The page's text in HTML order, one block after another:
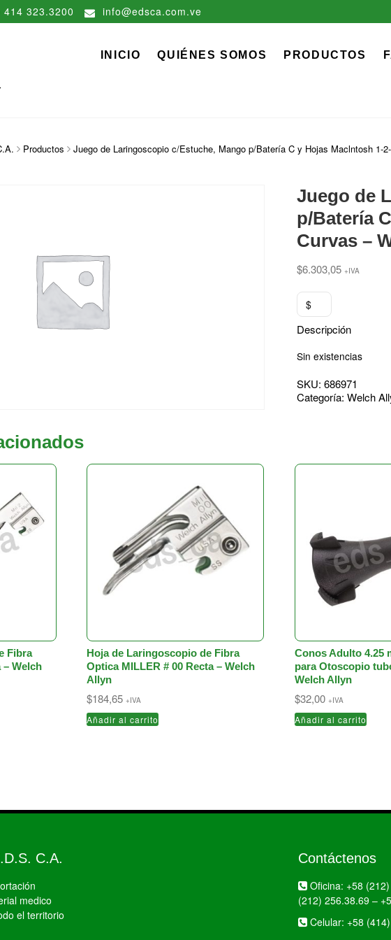
414 323.3200 info@edsca.com.ve
Comercializadora EDS, C.A.
INICIO QUIÉNES SOMOS PRODUCTOS
Productos Juego de Laringoscopio c/Estuche, Mango p/Batería C y Hojas Maclntosh 1-
Juego de
p/Batería
Curvas –
$6.303,05 +IVA
$
Descripción
Sin existencias
SKU: 686971
Categoría: Welch
Fibra
– Welch
Hoja de Laringoscopio de Fibra
Optica MILLER # 00 Recta – Welch
Allyn
$184,65 +IVA
Añadir al carrito
Conos Adulto 4.25
para Otoscopio
Welch Allyn
$32,00 +IVA
Añadir al carrito
C.A.
medico
el territorio
Contáctenos
Oficina: +58
(212) 256.38.69 –
Celular: +58